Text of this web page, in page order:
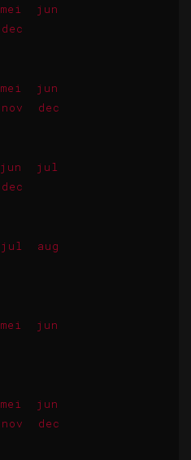
mei
jun
dec
mei
jun
nov dec
jun
jul
dec
jul
aug
mei
jun
mei
jun
nov dec